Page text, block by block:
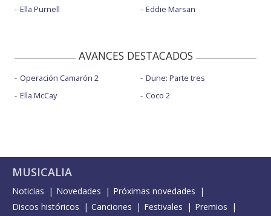
Ella Purnell
Eddie Marsan
AVANCES DESTACADOS
Operación Camarón 2
Ella McCay
Dune: Parte tres
Coco 2
MUSICALIA
Noticias Novedades
Próximas novedades
Discos históricos
Canciones Festivales
Premios